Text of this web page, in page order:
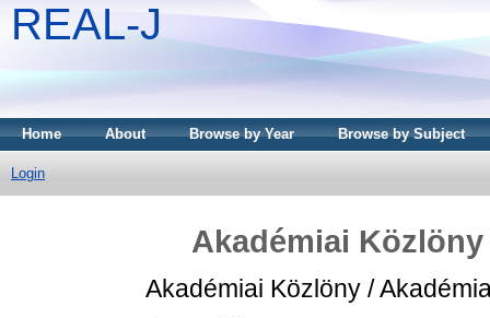
REAL-J
Home About Browse by Year Browse by Subject
Login
Akadémiai
Akadémiai Közlöny /